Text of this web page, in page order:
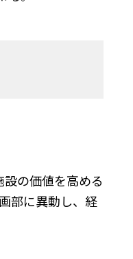
の価値を高める
部に異動し、経